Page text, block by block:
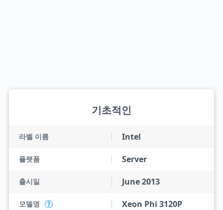
기초적인
라벨 이름 Intel
플랫폼 Server
출시일 June 2013
모델명 ? Xeon Phi 3120P